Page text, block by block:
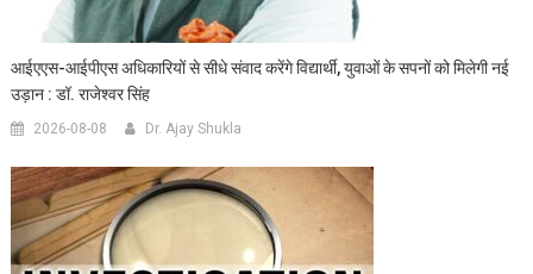
आईएएस-आईपीएस अधिकारियों से सीधे संवाद करेंगे विद्यार्थी, युवाओं के सपनों को मिलेगी नई
उड़ान : डॉ. राजेश्वर सिंह
2026-08-08 Dr. Ajay Shukla